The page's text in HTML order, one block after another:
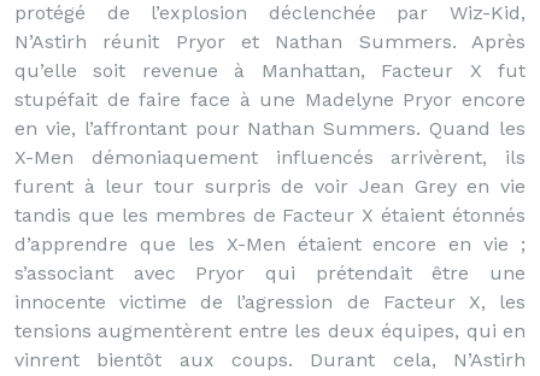
protégé de l’explosion déclenchée par Wiz-Kid,
N’Astirh réunit Pryor et Nathan Summers. Après
qu’elle soit revenue à Manhattan, Facteur X fut
stupéfait de faire face à une Madelyne Pryor encore
en vie, l’affrontant pour Nathan Summers. Quand les
X-Men démoniaquement influencés arrivèrent, ils
furent à leur tour surpris de voir Jean Grey en vie
tandis que les membres de Facteur X étaient étonnés
d’apprendre que les X-Men étaient encore en vie ;
s’associant avec Pryor qui prétendait être une
innocente victime de l’agression de Facteur X, les
tensions augmentèrent entre les deux équipes, qui en
vinrent bientôt aux coups. Durant cela, N’Astirh